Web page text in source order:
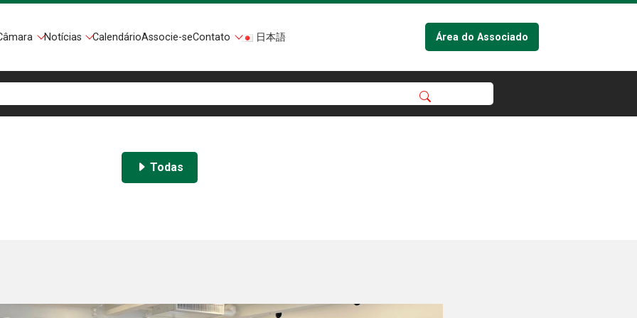
Notícias CalendárioAssocie-seContato 日本語 Área do Associado
Todas